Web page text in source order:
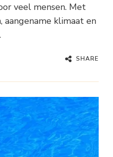
veel mensen. Met
aangename klimaat en
SHARE